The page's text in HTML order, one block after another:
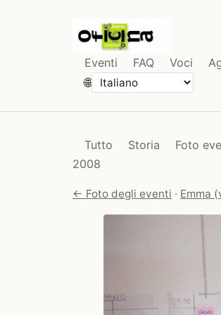
Eventi FAQ Voci
🌐
Tutto Storia Foto
2008
← Foto degli eventi · Emma